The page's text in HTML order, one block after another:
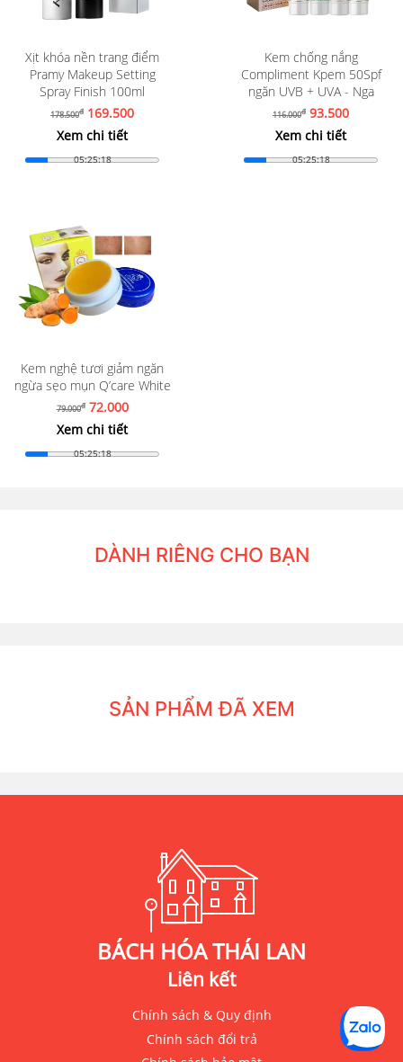
Xịt khóa nền trang điểm
Pramy Makeup Setting
Spray Finish 100ml
178.500đ 169.500
Xem chi tiết
05:25:16
Kem chống nắng
Compliment Kpem 50Spf
ngăn UVB + UVA - Nga
116.000đ 93.500
Xem chi tiết
05:25:16
Kem nghệ tươi giảm ngăn
ngừa sẹo mụn Q’care White
79.000đ72.000
Xem chi tiết
05:25:16
DÀNH RIÊNG CHO BẠN
SẢN PHẨM ĐÃ XEM
BÁCH HÓA THÁI LAN
Liên kết
Chính sách & Quy định
Chính sách đổi trả